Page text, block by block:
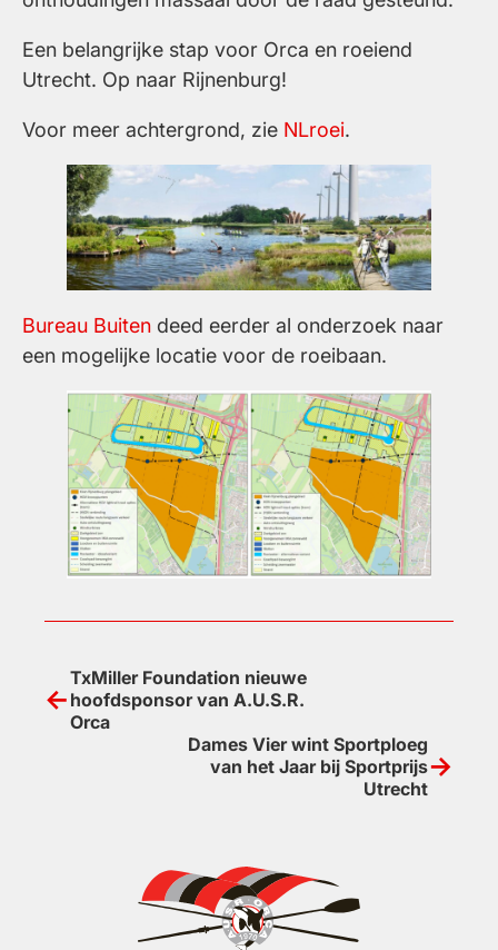
Een belangrijke stap voor Orca en roeiend
Utrecht. Op naar Rijnenburg!
Voor meer achtergrond, zie NLroei.
Bureau Buiten deed eerder al onderzoek naar
een mogelijke locatie voor de roeibaan.
Bericht
navigatie
TxMiller Foundation nieuwe
hoofdsponsor van A.U.S.R.
Orca
Dames Vier wint Sportploeg
van het Jaar bij Sportprijs
Utrecht